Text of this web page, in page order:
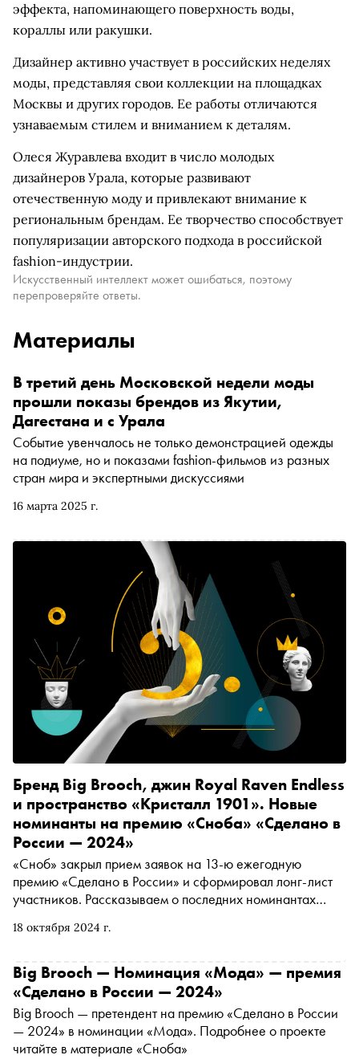
эффекта, напоминающего поверхность воды,
кораллы или ракушки.
Дизайнер активно участвует в российских неделях
моды, представляя свои коллекции на площадках
Москвы и других городов. Ее работы отличаются
узнаваемым стилем и вниманием к деталям.
Олеся Журавлева входит в число молодых
дизайнеров Урала, которые развивают
отечественную моду и привлекают внимание к
региональным брендам. Ее творчество способствует
популяризации авторского подхода в российской
fashion-индустрии.
Искусственный интеллект может ошибаться, поэтому
перепроверяйте ответы.
Материалы
16 марта 2025 г.
В третий день Московской недели моды
прошли показы брендов из Якутии,
Дагестана и с Урала
Событие увенчалось не только демонстрацией одежды
на подиуме, но и показами fashion-фильмов из разных
стран мира и экспертными дискуссиями
18 октября 2024 г.
Бренд Big Brooch, джин Royal Raven Endless
и пространство «Кристалл 1901». Новые
номинанты на премию «Сноба» «Сделано в
России — 2024»
«Сноб» закрыл прием заявок на 13-ю ежегодную
премию «Сделано в России» и сформировал лонг-лист
участников. Рассказываем о последних номинантах
Big Brooch — Номинация «Мода» — премия
«Сделано в России — 2024»
Big Brooch — претендент на премию «Сделано в России
— 2024» в номинации «Мода». Подробнее о проекте
читайте в материале «Сноба»